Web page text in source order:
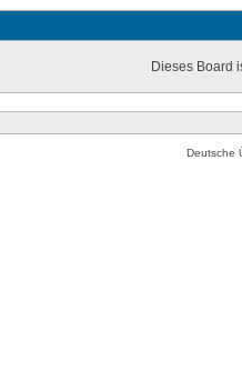
Dieses Board
Deutsche